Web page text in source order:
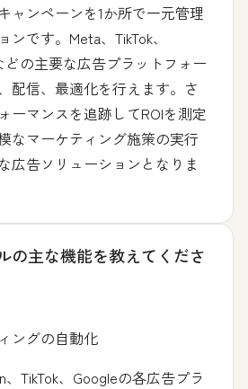
ャンペーンを1か所で一元管理
です。Meta、TikTok、
どの主要な広告プラットフォー
配信、最適化を行えます。さ
ーマンスを追跡してROIを測定
なマーケティング施策の実行
広告ソリューションとなりま
の主な機能を教えてくださ
ングの自動化
、TikTok、Googleの各広告プラ